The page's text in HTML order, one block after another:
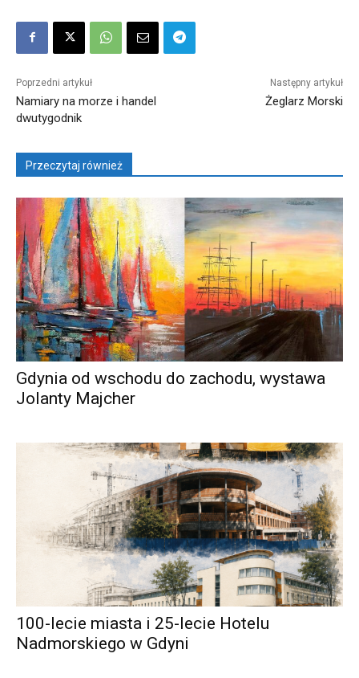
Poprzedni artykuł
Namiary na morze i handel
dwutygodnik
Następny artykuł
Żeglarz Morski
Przeczytaj również
Gdynia od wschodu do zachodu, wystawa
Jolanty Majcher
100-lecie miasta i 25-lecie Hotelu
Nadmorskiego w Gdyni